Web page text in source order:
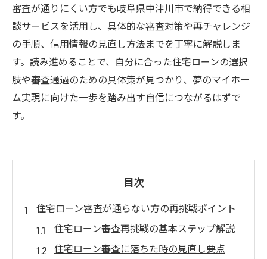
審査が通りにくい方でも岐阜県中津川市で納得できる相
談サービスを活用し、具体的な審査対策や再チャレンジ
の手順、信用情報の見直し方法までを丁寧に解説しま
す。読み進めることで、自分に合った住宅ローンの選択
肢や審査通過のための具体策が見つかり、夢のマイホー
ム実現に向けた一歩を踏み出す自信につながるはずで
す。
目次
住宅ローン審査が通らない方の再挑戦ポイント
住宅ローン審査再挑戦の基本ステップ解説
住宅ローン審査に落ちた時の見直し要点